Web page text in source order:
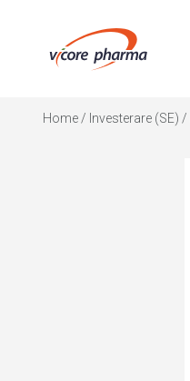
Home / Investerare (SE) /